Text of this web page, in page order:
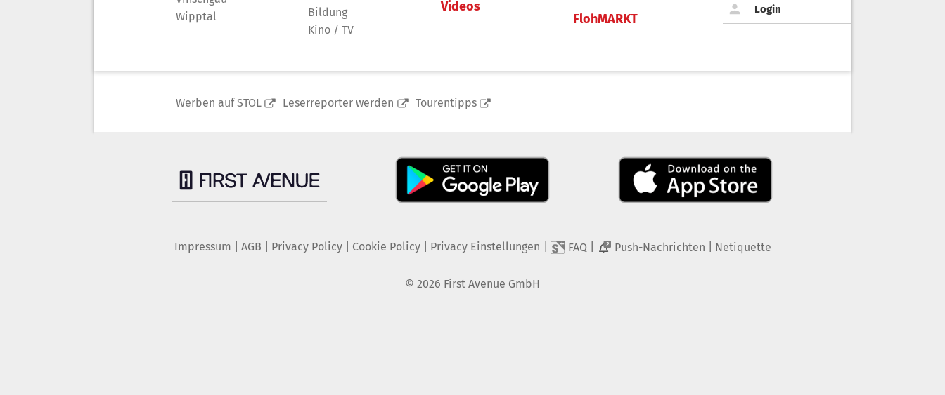
Wipptal
Bildung
Kino / TV
Videos
FlohMARKT
Login
Werben auf STOL Leserreporter werden Tourentipps
Impressum AGB Privacy Policy| Cookie Policy| Privacy Einstellungen FAQ 2 Push-Nachrichten Netiquette
© 2026 First Avenue GmbH